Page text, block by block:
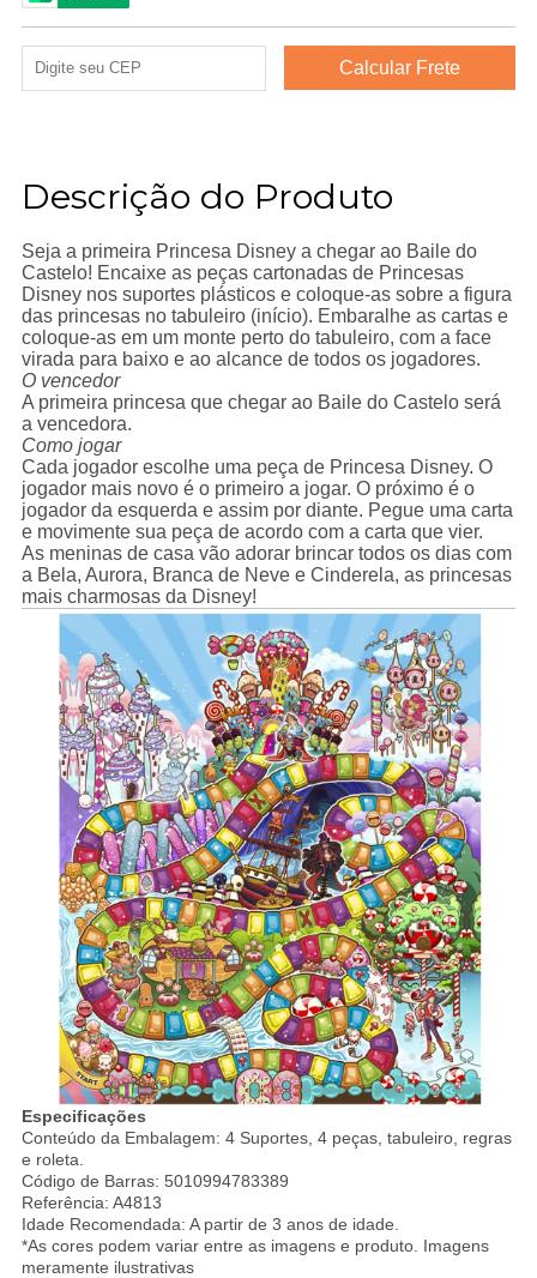
Descrição do Produto
Seja a primeira Princesa Disney a chegar ao Baile do
Castelo! Encaixe as peças cartonadas de Princesas
Disney nos suportes plásticos e coloque-as sobre a figura
das princesas no tabuleiro (início). Embaralhe as cartas e
coloque-as em um monte perto do tabuleiro, com a face
virada para baixo e ao alcance de todos os jogadores.
O vencedor
A primeira princesa que chegar ao Baile do Castelo será
a vencedora.
Como jogar
Cada jogador escolhe uma peça de Princesa Disney. O
jogador mais novo é o primeiro a jogar. O próximo é o
jogador da esquerda e assim por diante. Pegue uma carta
e movimente sua peça de acordo com a carta que vier.
As meninas de casa vão adorar brincar todos os dias com
a Bela, Aurora, Branca de Neve e Cinderela, as princesas
mais charmosas da Disney!
Especificações
Conteúdo da Embalagem: 4 Suportes, 4 peças, tabuleiro, regras
e roleta.
Código de Barras: 5010994783389
Referência: A4813
Idade Recomendada: A partir de 3 anos de idade.
*As cores podem variar entre as imagens e produto. Imagens
meramente ilustrativas